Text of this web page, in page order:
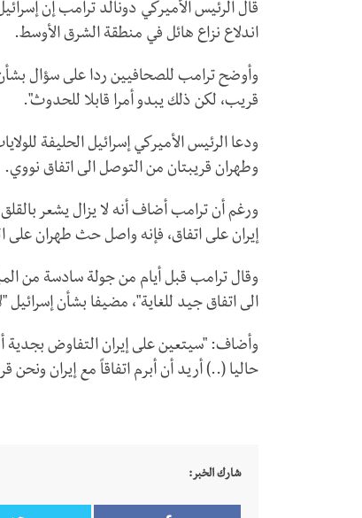
قال الرئيس الأميركي دونالد ترامب إن
اندلاع نزاع هائل في منطقة الشرق الأوسط.
وأوضح ترامب للصحافيين ردا على سؤال
قريب، لكن ذلك يبدو أمرا قابلا للحدوث".
ودعا الرئيس الأميركي إسرائيل الحليفة
وطهران قريبتان من التوصل الى اتفاق نووي.
ورغم أن ترامب أضاف أنه لا يزال يشعر
إيران على اتفاق، فإنه واصل حث طهران على
وقال ترامب قبل أيام من جولة سادسة من
الى اتفاق جيد للغاية"، مضيفا بشأن
وأضاف: "سيتعين على إيران التفاوض بجدية
حاليا (..) أريد أن أبرم اتفاقاً مع إيران
شارك الخبر: